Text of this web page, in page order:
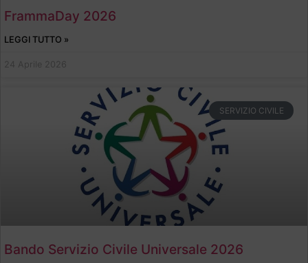
FrammaDay 2026
LEGGI TUTTO »
24 Aprile 2026
SERVIZIO CIVILE
Bando Servizio Civile Universale 2026